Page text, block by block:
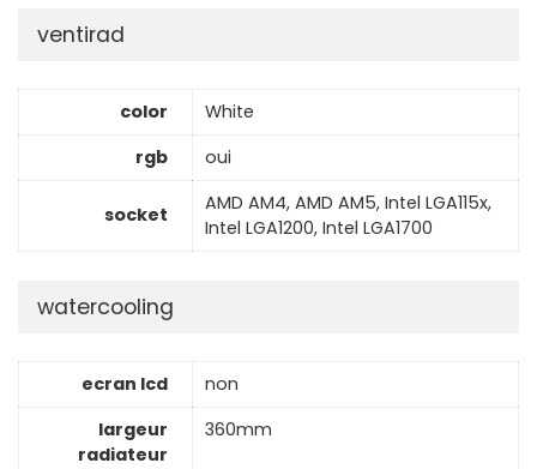
ventirad
color
White
rgb
oui
socket
AMD AM4, AMD AM5, Intel LGA115x,
Intel LGA1200, Intel LGA1700
watercooling
ecran lcd
non
largeur
radiateur
360mm